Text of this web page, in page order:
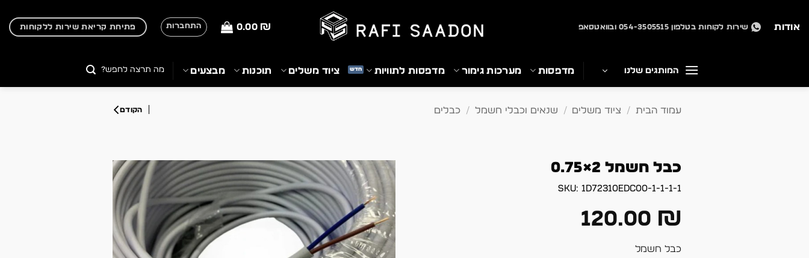
אודות שירות לקוחות בטלפון 054-3505515 ובוואטסאפ 0.00 ₪ התחברות פתיחת קריאת שירות ללקוחות
המותגים שלנו מדפסות מערכות גימור מדפסות לתוויות ציוד משלים תוכנות מבצעים
עמוד הבית / ציוד משלים / שנאים וכבלי חשמל / כבלים
כבל חשמל 2×0.75
SKU: 1d72310edc00-1-1-1-1
120.00 ₪
כבל חשמל